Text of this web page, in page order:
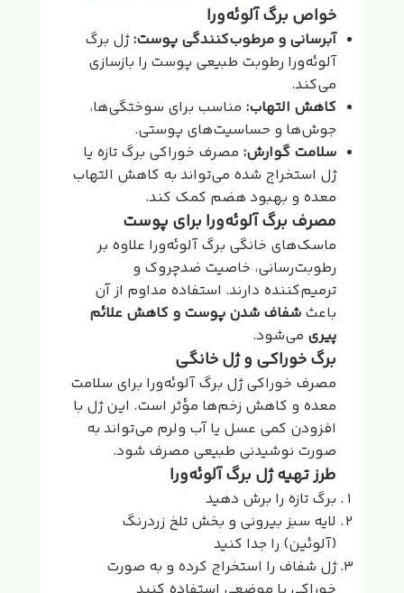
خواص برگ آلوئه‌ورا
آبرسانی و مرطوب‌کنندگی پوست:ژل برگ
آلوئه‌ورا رطوبت طبیعی پوست را بازسازی
می‌کند.
کاهش التهاب: مناسب برای سوختگی‌ها،
جوش‌ها و حساسیت‌های پوستی.
سلامت گوارش: مصرف خوراکی برگ تازه یا
ژل استخراج شده می‌تواند به کاهش التهاب
معده و بهبود هضم کمک کند.
مصرف برگ آلوئه‌ورا برای پوست
ماسک‌های خانگی برگ آلوئه‌ورا علاوه بر
رطوبت‌رسانی، خاصیت ضدچروک و
ترمیم‌کننده دارند. استفاده مداوم از آن
باعث شفاف شدن پوست و کاهش علائم
پیری می‌شود.
برگ خوراکی و ژل خانگی
مصرف خوراکی ژل برگ آلوئه‌ورا برای سلامت
معده و کاهش زخم‌ها مؤثر است. این ژل با
افزودن کمی عسل یا آب ولرم می‌تواند به
صورت نوشیدنی طبیعی مصرف شود.
طرز تهیه ژل برگ آلوئه‌ورا
برگ تازه را برش دهید
لایه سبز بیرونی و بخش تلخ زردرنگ
(آلوئین) را جدا کنید
ژل شفاف را استخراج کرده و به صورت